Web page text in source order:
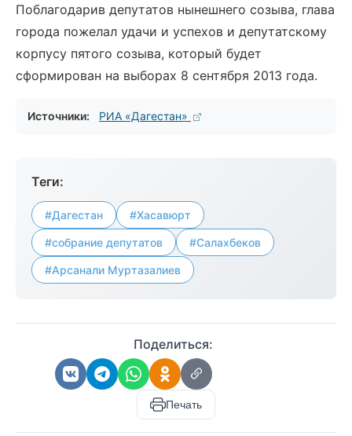
Поблагодарив депутатов нынешнего созыва, глава
города пожелал удачи и успехов и депутатскому
корпусу пятого созыва, который будет
сформирован на выборах 8 сентября 2013 года.
Источники: РИА «Дагестан»
Теги:
#Дагестан #Хасавюрт
#собрание депутатов #Салахбеков
#Арсанали Муртазалиев
Поделиться:
Печать